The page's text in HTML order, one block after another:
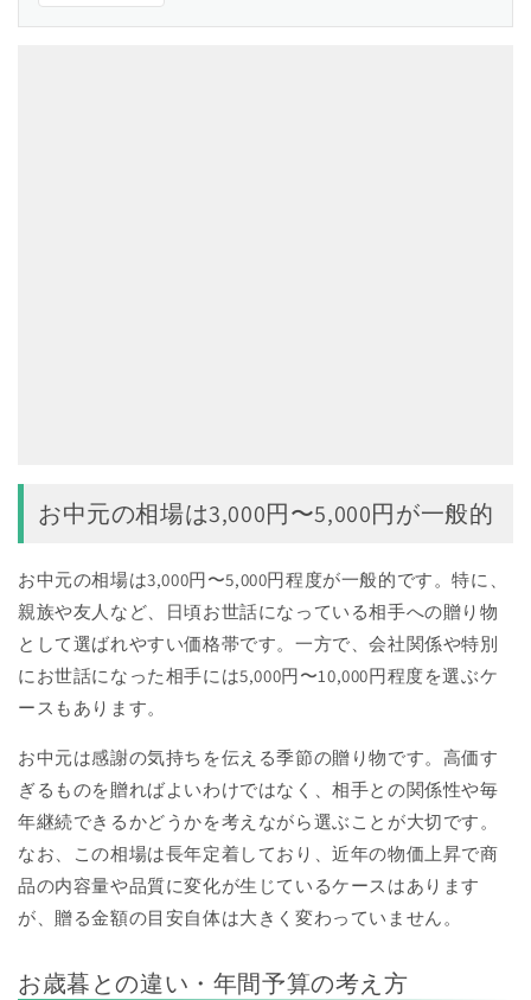
お中元の相場は3,000円〜5,000円が一般的
お中元の相場は3,000円〜5,000円程度が一般的です。特に、
親族や友人など、日頃お世話になっている相手への贈り物
として選ばれやすい価格帯です。一方で、会社関係や特別
にお世話になった相手には5,000円〜10,000円程度を選ぶケ
ースもあります。
お中元は感謝の気持ちを伝える季節の贈り物です。高価す
ぎるものを贈ればよいわけではなく、相手との関係性や毎
年継続できるかどうかを考えながら選ぶことが大切です。
なお、この相場は長年定着しており、近年の物価上昇で商
品の内容量や品質に変化が生じているケースはあります
が、贈る金額の目安自体は大きく変わっていません。
お歳暮との違い・年間予算の考え方